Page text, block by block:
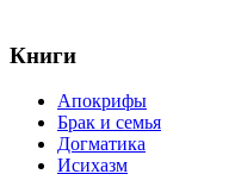
Книги
Апокрифы
Брак и семья
Догматика
Исихазм